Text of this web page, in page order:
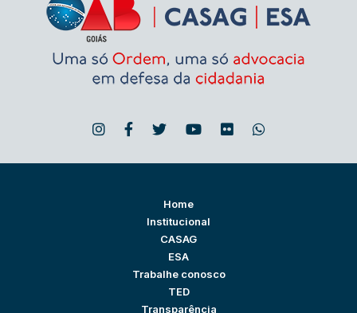
Home
Institucional
CASAG
ESA
Trabalhe conosco
TED
Transparência